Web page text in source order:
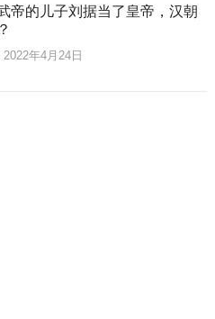
帝的儿子刘据当了皇帝，汉朝
2022年4月24日